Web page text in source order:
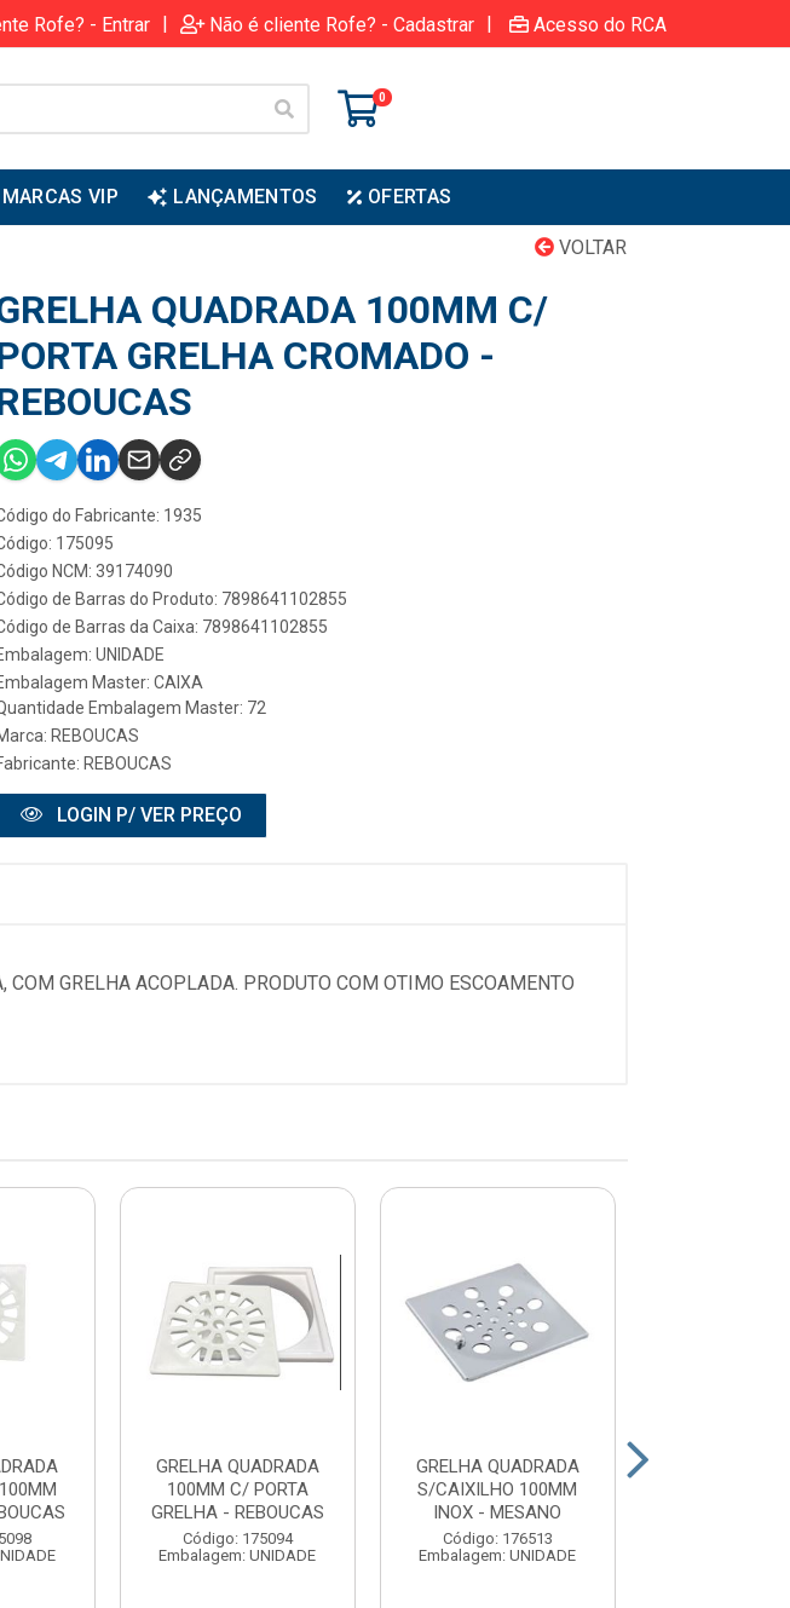
Rofe? - Entrar | Não é cliente Rofe? - Cadastrar | Acesso do RCA
0
MARCAS VIP LANÇAMENTOS OFERTAS
VOLTAR
QUADRADA 100MM C/
GRELHA CROMADO -
do Fabricante: 1935
175095
NCM: 39174090
de Barras do Produto: 7898641102855
de Barras da Caixa: 7898641102855
UNIDADE
Master: CAIXA
Embalagem Master: 72
REBOUCAS
REBOUCAS
LOGIN P/ VER PREÇO
GRELHA ACOPLADA. PRODUTO COM OTIMO ESCOAMENTO
GRELHA QUADRADA
100MM C/ PORTA
GRELHA - REBOUCAS
Código: 175094
Embalagem: UNIDADE
GRELHA QUADRADA
S/CAIXILHO 100MM
INOX - MESANO
Código: 176513
Embalagem: UNIDADE